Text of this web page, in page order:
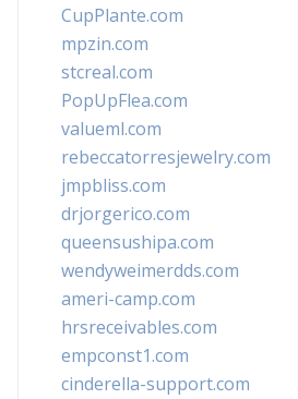
CupPlante.com
mpzin.com
stcreal.com
PopUpFlea.com
valueml.com
rebeccatorresjewelry.com
jmpbliss.com
drjorgerico.com
queensushipa.com
wendyweimerdds.com
ameri-camp.com
hrsreceivables.com
empconst1.com
cinderella-support.com